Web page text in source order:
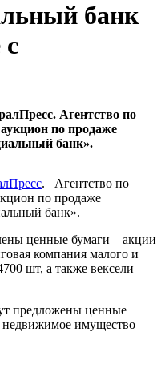
банк
с
Агентство по
по продаже
банк».
. Агентство по
по продаже
банк».
ценные бумаги – акции
компания малого и
шт, а также вексели
предложены ценные
недвижимое имущество